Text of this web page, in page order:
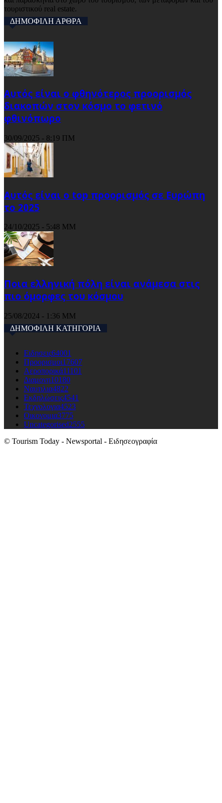
τουριστικού real estate.
ΔΗΜΟΦΙΛΗ ΑΡΘΡΑ
Αυτός είναι ο φθηνότερος προορισμός
διακοπών στον κόσμο το φετινό
φθινόπωρο
30/09/2025 - 8:19 ΠΜ
Αυτός είναι ο top προορισμός σε Ευρώπη
το 2025
24/10/2025 - 5:48 ΜΜ
Ποια ελληνική πόλη είναι ανάμεσα στις
πιο όμορφες του κόσμου
25/08/2024 - 1:36 ΜΜ
ΔΗΜΟΦΙΛΗ ΚΑΤΗΓΟΡΙΑ
Ειδησεις64001
Προορισμοι17607
Αεροπορικά11101
Διαμονη10180
Ναυτιλια4822
Εκδηλώσεις4541
Τεχνολογια4523
Οικονομια3775
Uncategorised2555
© Tourism Today - Newsportal - Ειδησεογραφία